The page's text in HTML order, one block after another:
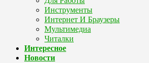
Инструменты
Интернет И Браузеры
Мультимедиа
Читалки
Интересное
Новости